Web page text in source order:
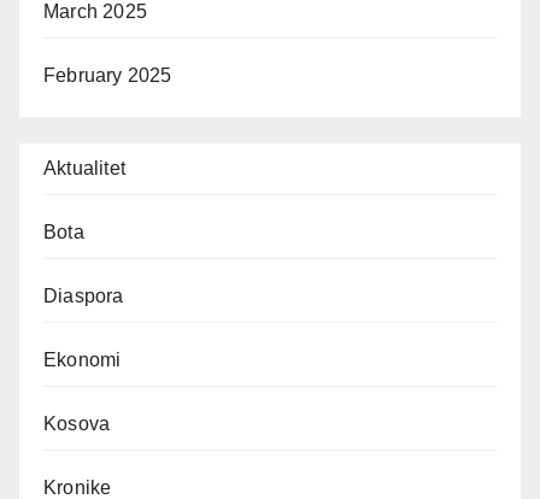
March 2025
February 2025
Aktualitet
Bota
Diaspora
Ekonomi
Kosova
Kronike